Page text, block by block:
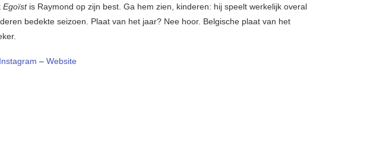
Egoïst is Raymond op zijn best. Ga hem zien, kinderen: hij speelt werkelijk overal
bedekte seizoen. Plaat van het jaar? Nee hoor. Belgische plaat van het
Instagram – Website